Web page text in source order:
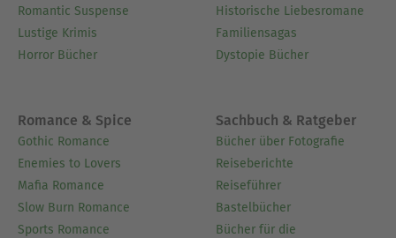
Romantic Suspense
Lustige Krimis
Horror Bücher
Historische Liebesromane
Familiensagas
Dystopie Bücher
Romance & Spice
Gothic Romance
Enemies to Lovers
Mafia Romance
Slow Burn Romance
Sports Romance
Sachbuch & Ratgeber
Bücher über Fotografie
Reiseberichte
Reiseführer
Bastelbücher
Bücher für die